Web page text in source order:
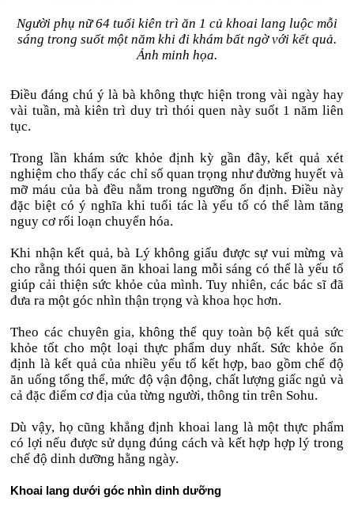
Người phụ nữ 64 tuổi kiên trì ăn 1 củ khoai lang luộc mỗi
sáng trong suốt một năm khi đi khám bất ngờ với kết quả.
Ảnh minh họa.
Điều đáng chú ý là bà không thực hiện trong vài ngày hay
vài tuần, mà kiên trì duy trì thói quen này suốt 1 năm liên
tục.
Trong lần khám sức khỏe định kỳ gần đây, kết quả xét
nghiệm cho thấy các chỉ số quan trọng như đường huyết và
mỡ máu của bà đều nằm trong ngưỡng ổn định. Điều này
đặc biệt có ý nghĩa khi tuổi tác là yếu tố có thể làm tăng
nguy cơ rối loạn chuyển hóa.
Khi nhận kết quả, bà Lý không giấu được sự vui mừng và
cho rằng thói quen ăn khoai lang mỗi sáng có thể là yếu tố
giúp cải thiện sức khỏe của mình. Tuy nhiên, các bác sĩ đã
đưa ra một góc nhìn thận trọng và khoa học hơn.
Theo các chuyên gia, không thể quy toàn bộ kết quả sức
khỏe tốt cho một loại thực phẩm duy nhất. Sức khỏe ổn
định là kết quả của nhiều yếu tố kết hợp, bao gồm chế độ
ăn uống tổng thể, mức độ vận động, chất lượng giấc ngủ và
cả đặc điểm cơ địa của từng người, thông tin trên Sohu.
Dù vậy, họ cũng khẳng định khoai lang là một thực phẩm
có lợi nếu được sử dụng đúng cách và kết hợp hợp lý trong
chế độ dinh dưỡng hằng ngày.
Khoai lang dưới góc nhìn dinh dưỡng